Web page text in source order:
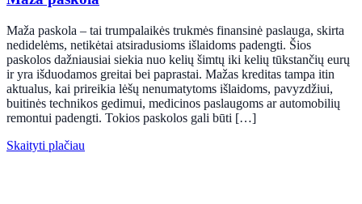
Maža paskola – tai trumpalaikės trukmės finansinė paslauga, skirta
nedidelėms, netikėtai atsiradusioms išlaidoms padengti. Šios
paskolos dažniausiai siekia nuo kelių šimtų iki kelių tūkstančių eurų
ir yra išduodamos greitai bei paprastai. Mažas kreditas tampa itin
aktualus, kai prireikia lėšų nenumatytoms išlaidoms, pavyzdžiui,
buitinės technikos gedimui, medicinos paslaugoms ar automobilių
remontui padengti. Tokios paskolos gali būti […]
Skaityti plačiau